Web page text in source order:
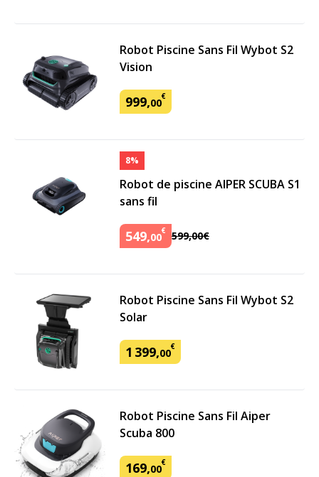
Robot Piscine Sans Fil Wybot S2
Vision
999,00€
8%
Robot de piscine AIPER SCUBA S1
sans fil
549,00€ 599,00€
Robot Piscine Sans Fil Wybot S2
Solar
1 399,00€
Robot Piscine Sans Fil Aiper
Scuba 800
169,00€